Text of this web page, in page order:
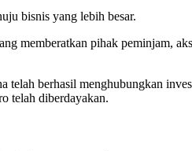
bisnis yang lebih besar.
memberatkan pihak peminjam,
berhasil menghubungkan
telah diberdayakan.